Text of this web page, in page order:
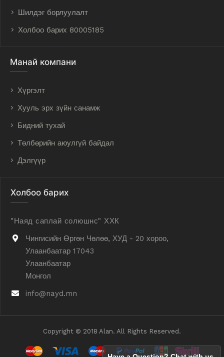
Шилдэг борлуулалт
Холбоо барих 80005185
Манай компани
Хүргэлт
Хууль эрх зүйн санамж
Бидний тухай
Төлбөрийн аюулгүй байдал
Дэлгүүр
Холбоо барих
"Наяд саплай солюшнс" ХХК
Чингисийн Өргөн Чөлөө, ХУД - 20 хороо,
Улаанбаатар 17043
Улаанбаатар
Монгол
info@nayd.mn
Copyright © 2018 Alan. All Rights Reserved.